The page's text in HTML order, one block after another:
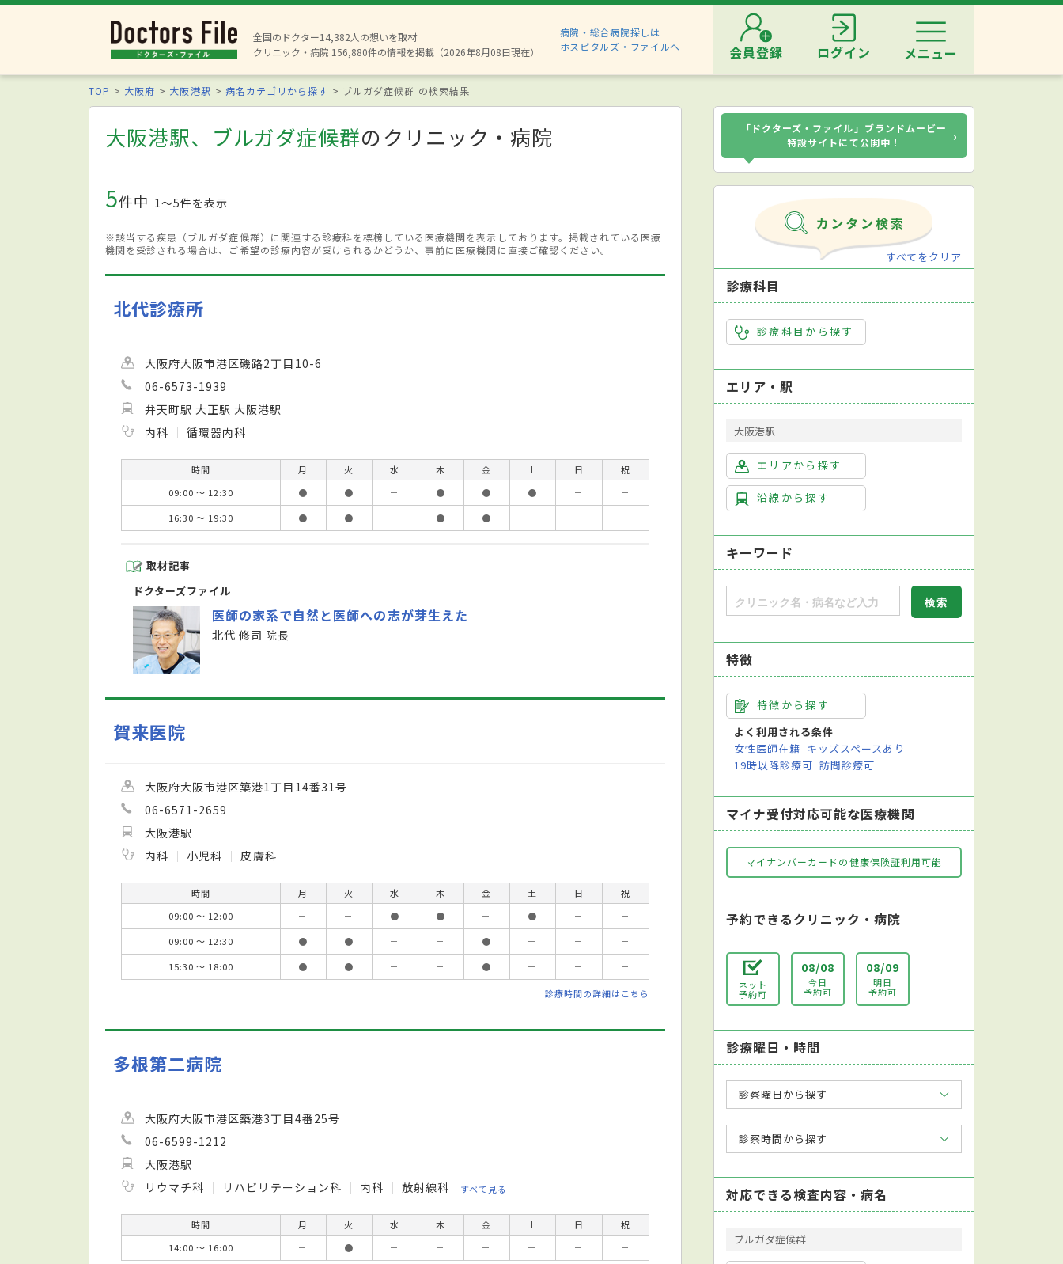
全国のドクター14,382人の想いを取材
クリニック・病院 156,880件の情報を掲載（2026年8月08日現在）
病院・総合病院探しは
ホスピタルズ・ファイルへ
会員登録 ログイン メニュー
TOP 大阪府 大阪港駅 病名カテゴリから探す ブルガダ症候群 の検索結果
大阪港駅、ブルガダ症候群のクリニック・病院
5件中 1〜5件を表示
※該当する疾患（ブルガダ症候群）に関連する診療科を標榜している医療機関を表示しております。掲載されている医療
機関を受診される場合は、ご希望の診療内容が受けられるかどうか、事前に医療機関に直接ご確認ください。
北代診療所
大阪府大阪市港区磯路2丁目10-6
06-6573-1939
弁天町駅 大正駅 大阪港駅
内科
循環器内科
時間 月 火 水 木 金 土 日
祝
09:00 ～ 12:30
● ● － ● ● ● －
－
16:30 ～ 19:30
● ● － ● ● － － －
取材記事
ドクターズファイル
医師の家系で自然と医師への志が芽生えた
北代 修司 院長
賀来医院
大阪府大阪市港区築港1丁目14番31号
06-6571-2659
大阪港駅
内科
小児科 皮膚科
時間 月 火 水 木 金 土 日
祝
09:00 ～ 12:00
－ － ● ● － ● －
－
09:00 ～ 12:30
● ● － － ● － －
－
15:30 ～ 18:00
● ● － － ● － － －
診療時間の詳細はこちら
多根第二病院
大阪府大阪市港区築港3丁目4番25号
06-6599-1212
大阪港駅
リウマチ科
リハビリテーション科 内科 放射線科 すべて見る
時間 月 火 水 木 金 土 日
祝
14:00 ～ 16:00
－ ● － － － － － －
「ドクターズ・ファイル」ブランドムービー
特設サイトにて公開中！
›
すべてをクリア
診療科目
診療科目から探す
エリア・駅
大阪港駅
エリアから探す
沿線から探す
キーワード
特徴
特徴から探す
よく利用される条件
女性医師在籍 キッズスペースあり
19時以降診療可 訪問診療可
マイナ受付対応可能な医療機関
マイナンバーカードの健康保険証利用可能
予約できるクリニック・病院
ネット
予約可
08/08
今日
予約可
08/09
明日
予約可
診療曜日・時間
診察曜日から探す
診察時間から探す
対応できる検査内容・病名
ブルガダ症候群